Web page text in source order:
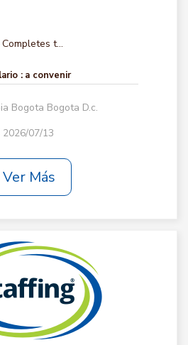
t...
: a convenir
Bogota Bogota D.c.
2026/07/13
Ver Más